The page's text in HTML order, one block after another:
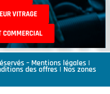
VITRAGE
COMMERCIAL
– Mentions légales |
des offres | Nos zones